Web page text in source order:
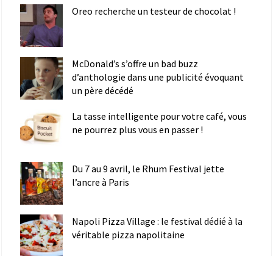
Oreo recherche un testeur de chocolat !
McDonald’s s’offre un bad buzz
d’anthologie dans une publicité évoquant
un père décédé
La tasse intelligente pour votre café, vous
ne pourrez plus vous en passer !
Du 7 au 9 avril, le Rhum Festival jette
l’ancre à Paris
Napoli Pizza Village : le festival dédié à la
véritable pizza napolitaine